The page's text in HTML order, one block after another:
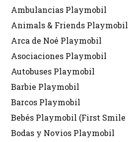
Ambulancias Playmobil
Animals & Friends Playmobil
Arca de Noé Playmobil
Asociaciones Playmobil
Autobuses Playmobil
Barbie Playmobil
Barcos Playmobil
Bebés Playmobil (First Smile
Bodas y Novios Playmobil